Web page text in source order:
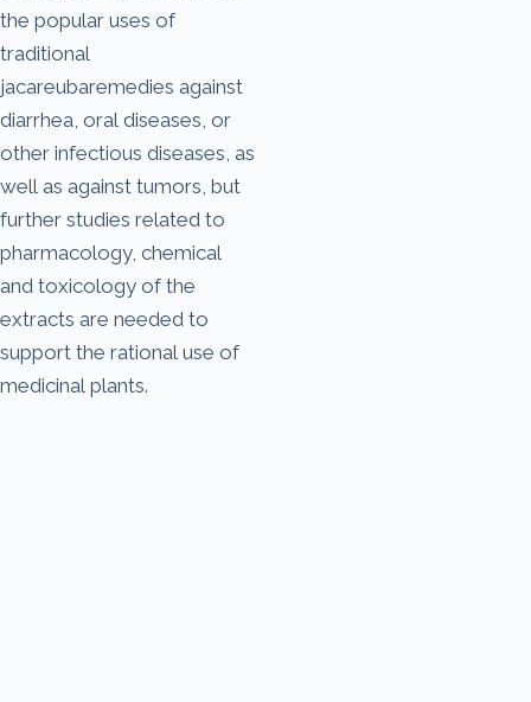
the popular uses of
traditional
jacareubaremedies against
diarrhea, oral diseases, or
other infectious diseases, as
well as against tumors, but
further studies related to
pharmacology, chemical
and toxicology of the
extracts are needed to
support the rational use of
medicinal plants.